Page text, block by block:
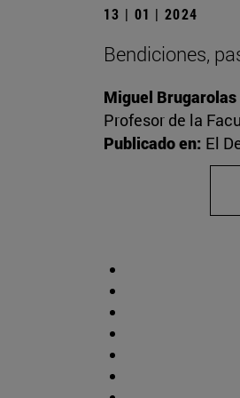
13 | 01 | 2024
Bendiciones,
Miguel Brugarolas
Profesor de la
Publicado en: El